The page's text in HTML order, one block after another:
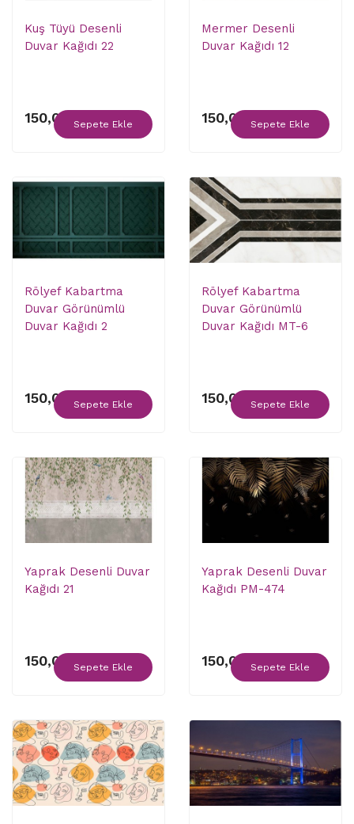
Kuş Tüyü Desenli
Duvar Kağıdı 22
150,00 ₺Sepete Ekle
Mermer Desenli
Duvar Kağıdı 12
150,00 ₺Sepete Ekle
Rölyef Kabartma
Duvar Görünümlü
Duvar Kağıdı 2
150,00 ₺Sepete Ekle
Rölyef Kabartma
Duvar Görünümlü
Duvar Kağıdı MT-6
150,00 ₺Sepete Ekle
Yaprak Desenli Duvar
Kağıdı 21
150,00 ₺Sepete Ekle
Yaprak Desenli Duvar
Kağıdı PM-474
150,00 ₺Sepete Ekle